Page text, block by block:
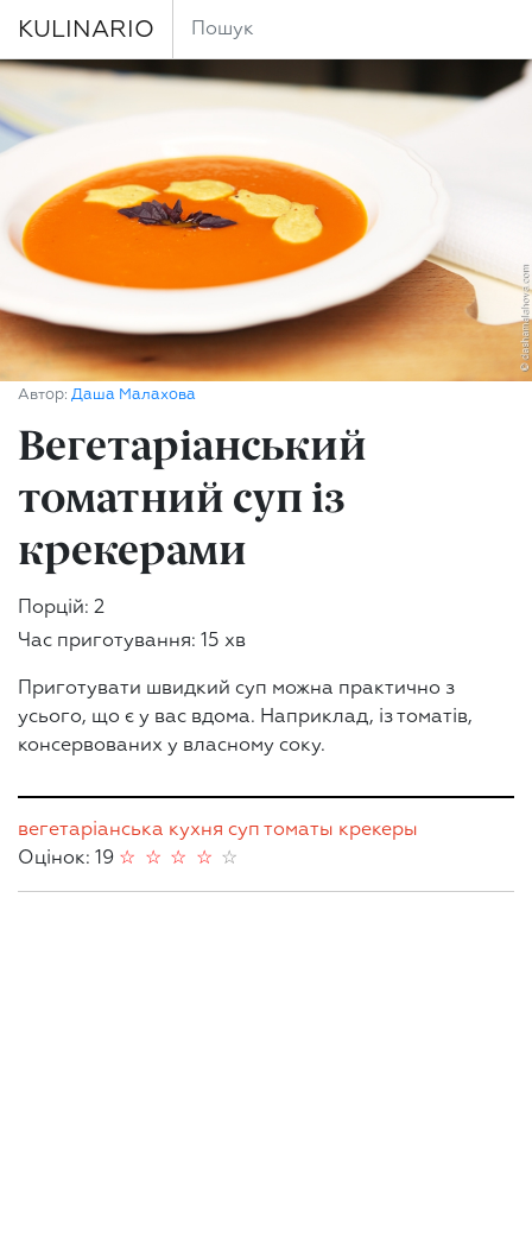
KULINARIO
Автор: Даша Малахова
Вегетаріанський
томатний суп із
крекерами
Порцій: 2
Час приготування: 15 хв
Приготувати швидкий суп можна практично з
усього, що є у вас вдома. Наприклад, із томатів,
консервованих у власному соку.
вегетаріанська кухня суп томаты крекеры
Оцінок: 19
☆
☆
☆
☆
☆